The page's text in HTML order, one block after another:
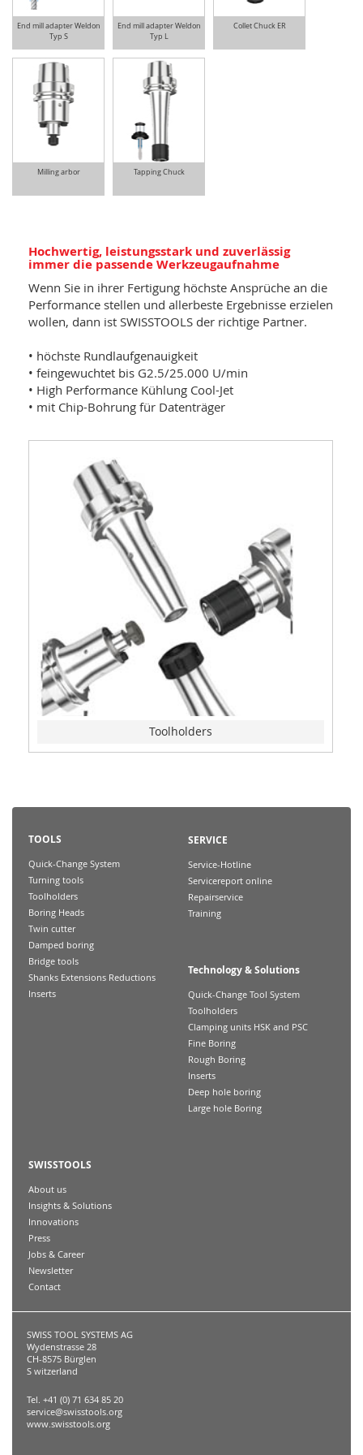
End mill adapter Weldon
Typ S
End mill adapter Weldon
Typ L
Collet Chuck ER
Milling arbor Tapping Chuck
Hochwertig, leistungsstark und zuverlässig
immer die passende Werkzeugaufnahme
Wenn Sie in ihrer Fertigung höchste Ansprüche an die
Performance stellen und allerbeste Ergebnisse erzielen
wollen, dann ist SWISSTOOLS der richtige Partner.
• höchste Rundlaufgenauigkeit
• feingewuchtet bis G2.5/25.000 U/min
• High Performance Kühlung Cool-Jet
• mit Chip-Bohrung für Datenträger
Toolholders
TOOLS
Quick-Change System
Turning tools
Toolholders
Boring Heads
Twin cutter
Damped boring
Bridge tools
Shanks Extensions Reductions
Inserts
SERVICE
Service-Hotline
Servicereport online
Repairservice
Training
Technology & Solutions
Quick-Change Tool System
Toolholders
Clamping units HSK and PSC
Fine Boring
Rough Boring
Inserts
Deep hole boring
Large hole Boring
SWISSTOOLS
About us
Insights & Solutions
Innovations
Press
Jobs & Career
Newsletter
Contact
SWISS TOOL SYSTEMS AG
Wydenstrasse 28
CH-8575 Bürglen
S witzerland
Tel. +41 (0) 71 634 85 20
service@swisstools.org
www.swisstools.org